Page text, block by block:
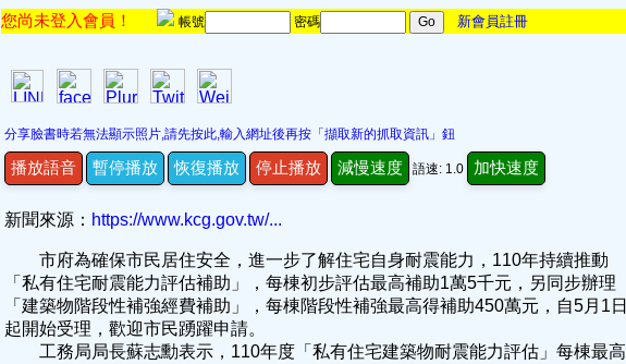
您尚未登入會員！ 帳號 密碼 新會員註冊
分享臉書時若無法顯示照片,請先按此,輸入網址後再按「擷取新的抓取資訊」鈕
播放語音 暫停播放 恢復播放 停止播放 減慢速度 語速: 1.0 加快速度
新聞來源： https://www.kcg.gov.tw/...
市府為確保市民居住安全，進一步了解住宅自身耐震能力，110年持續推動
「私有住宅耐震能力評估補助」，每棟初步評估最高補助1萬5千元，另同步辦理
「建築物階段性補強經費補助」，每棟階段性補強最高得補助450萬元，自5月1日
起開始受理，歡迎市民踴躍申請。
工務局局長蘇志勳表示，110年度「私有住宅建築物耐震能力評估」每棟最高